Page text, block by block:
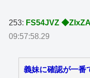
253: FS54JVZ
09:57:58.29
義妹に確認が一番